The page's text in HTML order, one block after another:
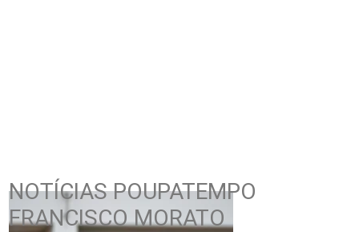
NOTÍCIAS POUPATEMPO
FRANCISCO MORATO